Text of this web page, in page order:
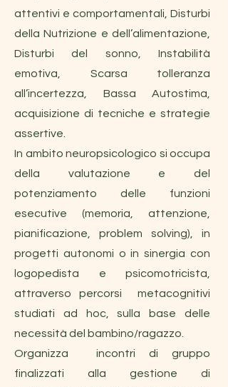
attentivi e comportamentali, Disturbi
della Nutrizione e dell’alimentazione,
Disturbi del sonno, Instabilità
emotiva, Scarsa tolleranza
all’incertezza, Bassa Autostima,
acquisizione di tecniche e strategie
assertive.
In ambito neuropsicologico si occupa
della valutazione e del
potenziamento delle funzioni
esecutive (memoria, attenzione,
pianificazione, problem solving), in
progetti autonomi o in sinergia con
logopedista e psicomotricista,
attraverso percorsi metacognitivi
studiati ad hoc, sulla base delle
necessità del bambino/ragazzo.
Organizza incontri di gruppo
finalizzati alla gestione di